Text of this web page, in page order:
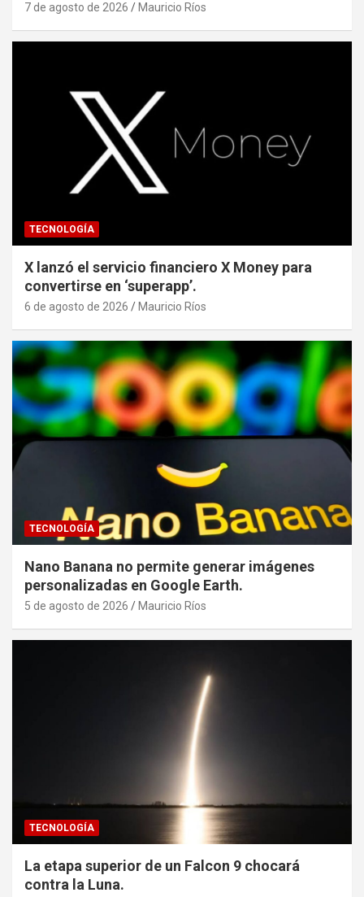
7 de agosto de 2026 Mauricio Ríos
TECNOLOGÍA
X lanzó el servicio financiero X Money para
convertirse en ‘superapp’.
6 de agosto de 2026 Mauricio Ríos
TECNOLOGÍA
Nano Banana no permite generar imágenes
personalizadas en Google Earth.
5 de agosto de 2026 Mauricio Ríos
TECNOLOGÍA
La etapa superior de un Falcon 9 chocará
contra la Luna.